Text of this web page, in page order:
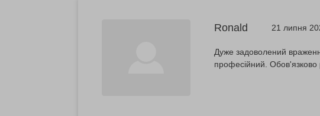
Ronald 21 липня
Дуже задоволений
професійний.